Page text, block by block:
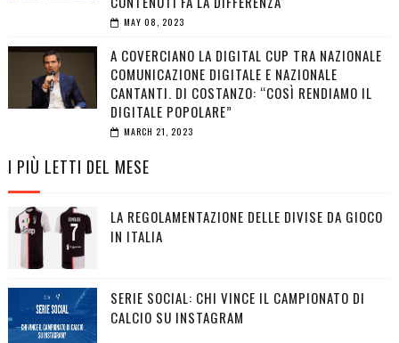
MAY 08, 2023
A COVERCIANO LA DIGITAL CUP TRA NAZIONALE
COMUNICAZIONE DIGITALE E NAZIONALE
CANTANTI. DI COSTANZO: “COSÌ RENDIAMO IL
DIGITALE POPOLARE”
MARCH 21, 2023
I PIÙ LETTI DEL MESE
LA REGOLAMENTAZIONE DELLE DIVISE DA GIOCO
IN ITALIA
SERIE SOCIAL: CHI VINCE IL CAMPIONATO DI
CALCIO SU INSTAGRAM